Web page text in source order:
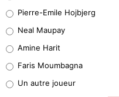
4%
1%
9%
Pierre-Emile Hojbjerg
Neal Maupay
Amine Harit
Faris Moumbagna
Un autre joueur